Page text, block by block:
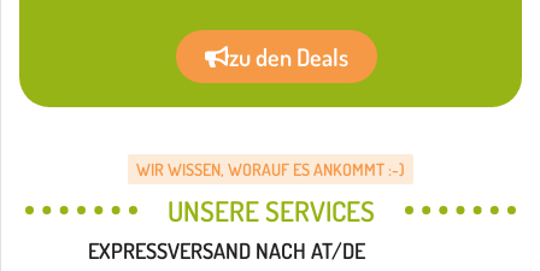
zu den Deals
WIR WISSEN, WORAUF ES ANKOMMT :-)
UNSERE SERVICES
EXPRESSVERSAND NACH AT/DE